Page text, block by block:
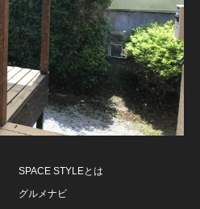
SPACE STYLEとは
グルメナビ